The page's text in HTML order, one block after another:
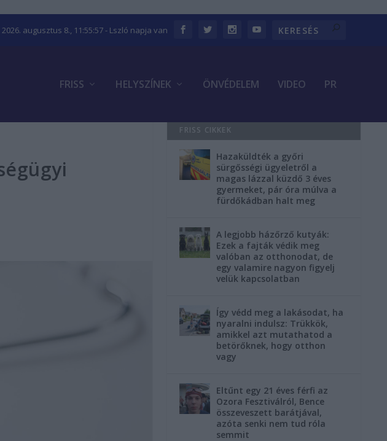
2026. augusztus 8., 11:55:58- Lszló napja van
FRISS HELYSZÍNEK ÖNVÉDELEM VIDEO PR
FRISS CIKKEK
Hazaküldték a győri
sürgősségi ügyeletről a
magas lázzal küzdő 3 éves
gyermeket, pár óra múlva a
fürdőkádban halt meg
A legjobb házőrző kutyák:
Ezek a fajták védik meg
valóban az otthonodat, de
egy valamire nagyon figyelj
velük kapcsolatban
Így védd meg a lakásodat, ha
nyaralni indulsz: Trükkök,
amikkel azt mutathatod a
betörőknek, hogy otthon
vagy
Eltűnt egy 21 éves férfi az
Ozora Fesztiválról, Bence
összeveszett barátjával,
azóta senki nem tud róla
semmit